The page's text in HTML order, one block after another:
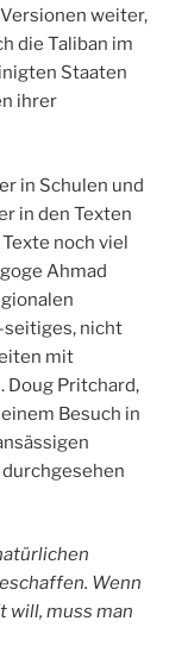
weiter,
die Taliban im
Staaten
ihrer
in Schulen und
in den Texten
noch viel
Ahmad
nicht
mit
Doug Pritchard,
Besuch in
Wenn
will, muss man